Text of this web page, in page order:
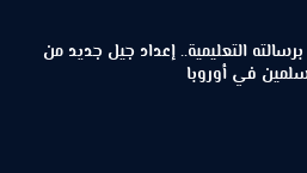
التعليمية.. إعداد جيل جديد من
في أوروبا